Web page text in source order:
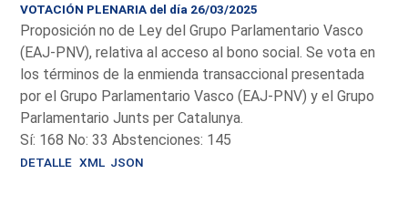
VOTACIÓN PLENARIA del día 26/03/2025
Proposición no de Ley del Grupo Parlamentario Vasco
(EAJ-PNV), relativa al acceso al bono social. Se vota en
los términos de la enmienda transaccional presentada
por el Grupo Parlamentario Vasco (EAJ-PNV) y el Grupo
Parlamentario Junts per Catalunya.
Sí: 168 No: 33 Abstenciones: 145
DETALLE XML JSON